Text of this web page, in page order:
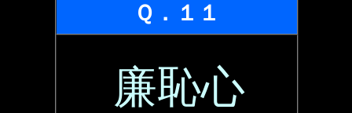
Ｑ．１１
廉恥心